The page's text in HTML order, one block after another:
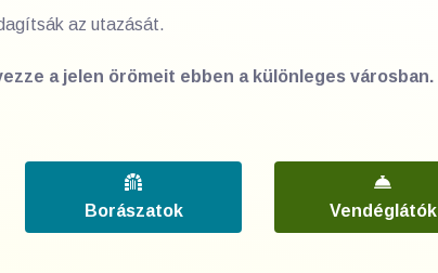
az utazását.
a jelen örömeit ebben a különleges városban.
Borászatok Vendéglátók